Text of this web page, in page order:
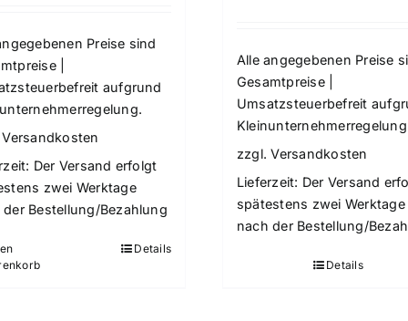
Preise sind
|
aufgrund
Versandkosten
Der Versand erfolgt
zwei Werktage
der Bestellung/Bezahlung
Details
Alle angegebenen Preise
Gesamtpreise |
Umsatzsteuerbefreit
zzgl.Versandkosten
Lieferzeit: Der Versand
spätestens zwei Werktage
nach der Bestellung/
Details